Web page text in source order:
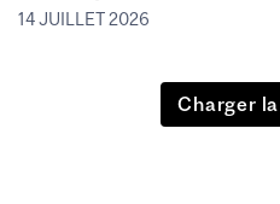
14 JUILLET 2026
Charger